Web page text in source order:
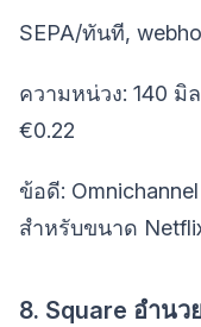
SEPA/ทันที,
ความหน่วง: 140 มิ
€0.22
ข้อดี:
สำหรับขนาด
8. Square อำนว